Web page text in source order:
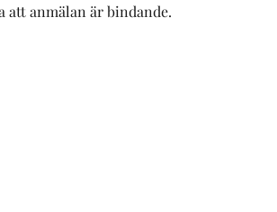
att anmälan är bindande.